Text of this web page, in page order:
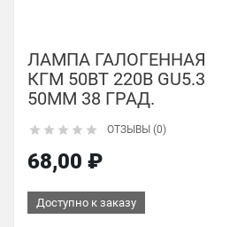
ЛАМПА ГАЛОГЕННАЯ
КГМ 50ВТ 220В GU5.3
50ММ 38 ГРАД.
     ОТЗЫВЫ (0)
68,00 ₽
Доступно к заказу